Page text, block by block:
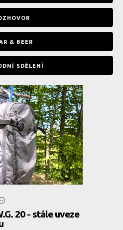
& BEER
SDĚLENÍ
20 - stále uveze